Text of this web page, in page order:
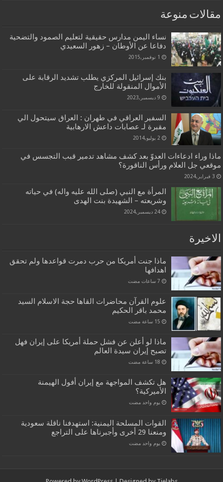
مقالات منوعة
نساء اليمن مدارس حقيقية لتعليم الصمود والتضحية
دفاعا عن الأوطان – زهور السعيدي
1 نوفمبر,2015
بنك إسرائيل المركزي يطلب تشديد الرقابة على
الأموال المنقولة للخارج
9 ديسمبر,2023
السفير العراقي في طهران : العراق سيتحول الي
مقبرة لـ عصابات داعش الارهابية
2 يوليو,2014
ماذا وراء ادعاءات العدوّ بعد كشف مشاهد تدمير قبب التجسس في
موقعي جل العلام ورأس الناقورة؟
3 فبراير,2024
المرأة مع النبي (صلى الله عليه واله) في حياته
وشريعته – الشهيدة بنت الهدى
24 ديسمبر,2024
الاخيرة
ماذا جنت أمريكا من حرب دمرت قواعدها ولم تحقق
اهدافها
علوم القرآن محاضرات القاها حجة الاسلام السيد
محمد باقر الحكيم
ماذا لو أعلن عن فشل حملة أمريكا على إيران فهل
تصبح إيران سيدة العالم
هل تكشف المواجهة مع إيران أفول الهيمنة
الأميركية؟
‏يوم واحد مضت
القوات المسلحة اليمنية: استهدفنا ناقلة سعودية
ومنعنا 29 أخرى وأجبرناها على التراجع
‏يوم واحد مضت